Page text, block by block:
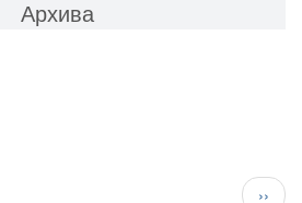
Архива
››